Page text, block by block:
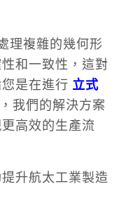
理複雜的幾何形
和一致性，這對
是在進行 立式
我們的解決方案
高效的生產流
升航太工業製造